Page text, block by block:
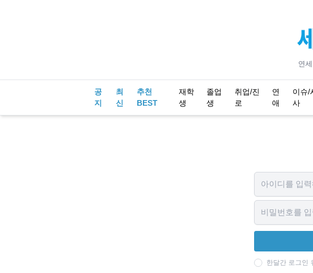
연세
공
지
최
신
추천
BEST
재학
생
졸업
생
취업/진
로
연
애
이슈/
사
한달간 로그인